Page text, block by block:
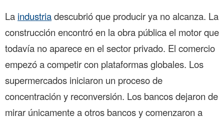
La industriadescubrió que producir ya no alcanza. La
construcción encontró en la obra pública el motor que
todavía no aparece en el sector privado. El comercio
empezó a competir con plataformas globales. Los
supermercados iniciaron un proceso de
concentración y reconversión. Los bancos dejaron de
mirar únicamente a otros bancos y comenzaron a